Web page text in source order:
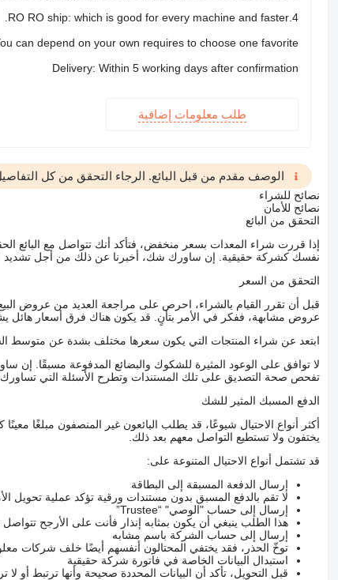
4.RO RO ship: which is good for every machine and faster.
can depend on your own requires to choose one favorite.
Delivery: Within 5 working days after confirmation
طلب معلومات إضافية
الوصف مقدم من قبل البائع. الرجاء التحقق من كل
نصائح للشراء
نصائح للأمان
التحقق من البائع
إذا قررت شراء المعدات بسعر منخفض، فتأكد أنك تتواصل مع
نفسك كشركة حقيقية. إن ساورك شك، أخبرنا عن ذلك من أجل تشديد
التحقق من السعر
قبل أن تقرر القيام بالشراء، احرص على مراجعة العديد من عروض
عروض مشابهة، ففكر في الأمر بتأنٍ. قد يكون هناك فرق أسعار هائل
ابتعد عن شراء المنتجات التي يكون سعرها مختلف بشدة عن متوسط
لا توافق على الوعود المثيرة للشكوك والبضائع المدفوعة مسبقًا.
تفحص صحة التصديق على تلك المستندات وتطرح الأسئلة التي تساورك.
الدفع المسبك المثير للشك
أكثر أنواع الاحتيال شيوعًا، قد يطلب البائعون غير المنصفون مبلغًا
يختفون ولا تستطيع التواصل معهم بعد ذلك.
قد تشتمل أنواع الاحتيال المتنوعة على:
إرسال الدفعة المسبقة إلى البطاقة
لا تقم بالدفع المسبق بدون مستندات ورقية تؤكد عملية تحويل
إرسال إلى حساب "الوصي" “Trustee”
هذا الطلب ينبغي أن يكون بمثابه إنذار فأنت على الأرجح
إرسال إلى حساب الشركة باسم مشابه
توخّ الحذر، فقد يختفي المحتالون أنفسهم أيضًا خلف شركات
استبدال البيانات الخاصة في فاتورة شركة حقيقية
قبل التحويل، تأكد أن البيانات المحددة صحيحة وأنها ترتبط أو لا